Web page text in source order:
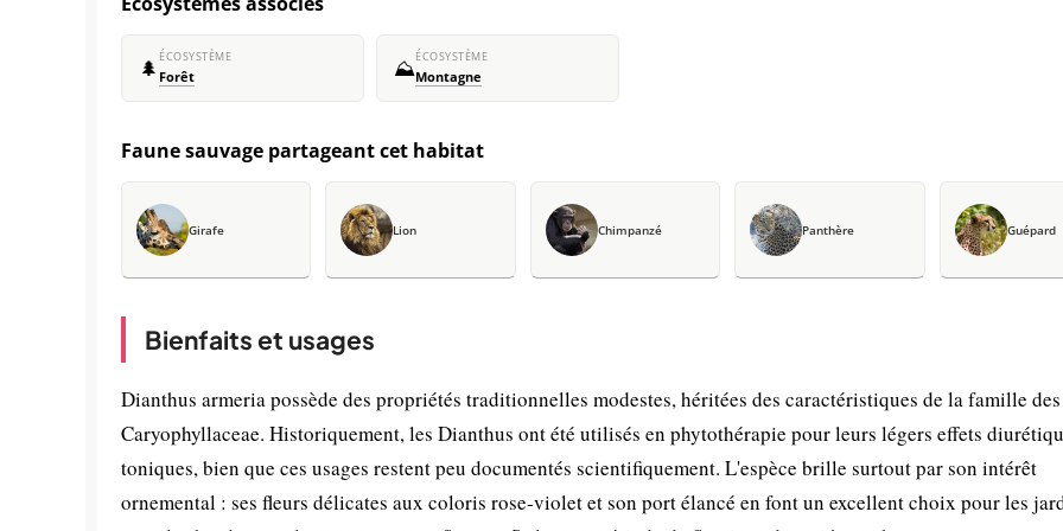
🌲 ÉCOSYSTÈME
Forêt ⛰️ÉCOSYSTÈME
Montagne
Faune sauvage partageant cet habitat
Girafe Lion Chimpanzé Panthère Guépard
Bienfaits et usages
Dianthus armeria possède des propriétés traditionnelles modestes, héritées des caractéristiques de la famille des
Caryophyllaceae. Historiquement, les Dianthus ont été utilisés en phytothérapie pour leurs légers effets
toniques, bien que ces usages restent peu documentés scientifiquement. L'espèce brille surtout par son intérêt
ornemental : ses fleurs délicates aux coloris rose-violet et son port élancé en font un excellent choix pour les